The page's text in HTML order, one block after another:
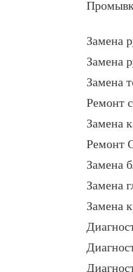
Замена
Замена
Замена
Ремонт
Замена
Ремонт
Замена
Замена
Замена